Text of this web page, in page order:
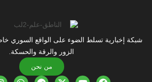
شبكة إخبارية تسلط الضوء على الواقع السوري
الزور والرقة والحسكة.
من نحن